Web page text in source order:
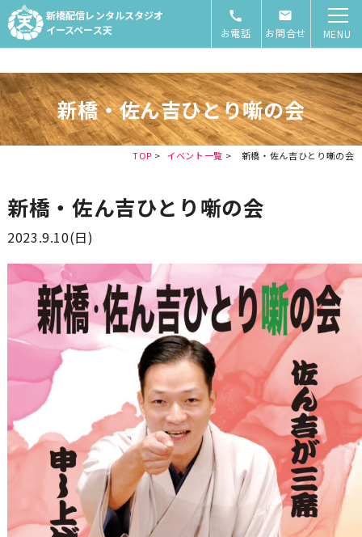
新橋配信レンタルスタジオ
イースペース天
お電話 お問合せ MENU
新橋・佐ん吉ひとり噺の会
TOP > イベント一覧 > 新橋・佐ん吉ひとり噺の会
新橋・佐ん吉ひとり噺の会
2023.9.10(日)